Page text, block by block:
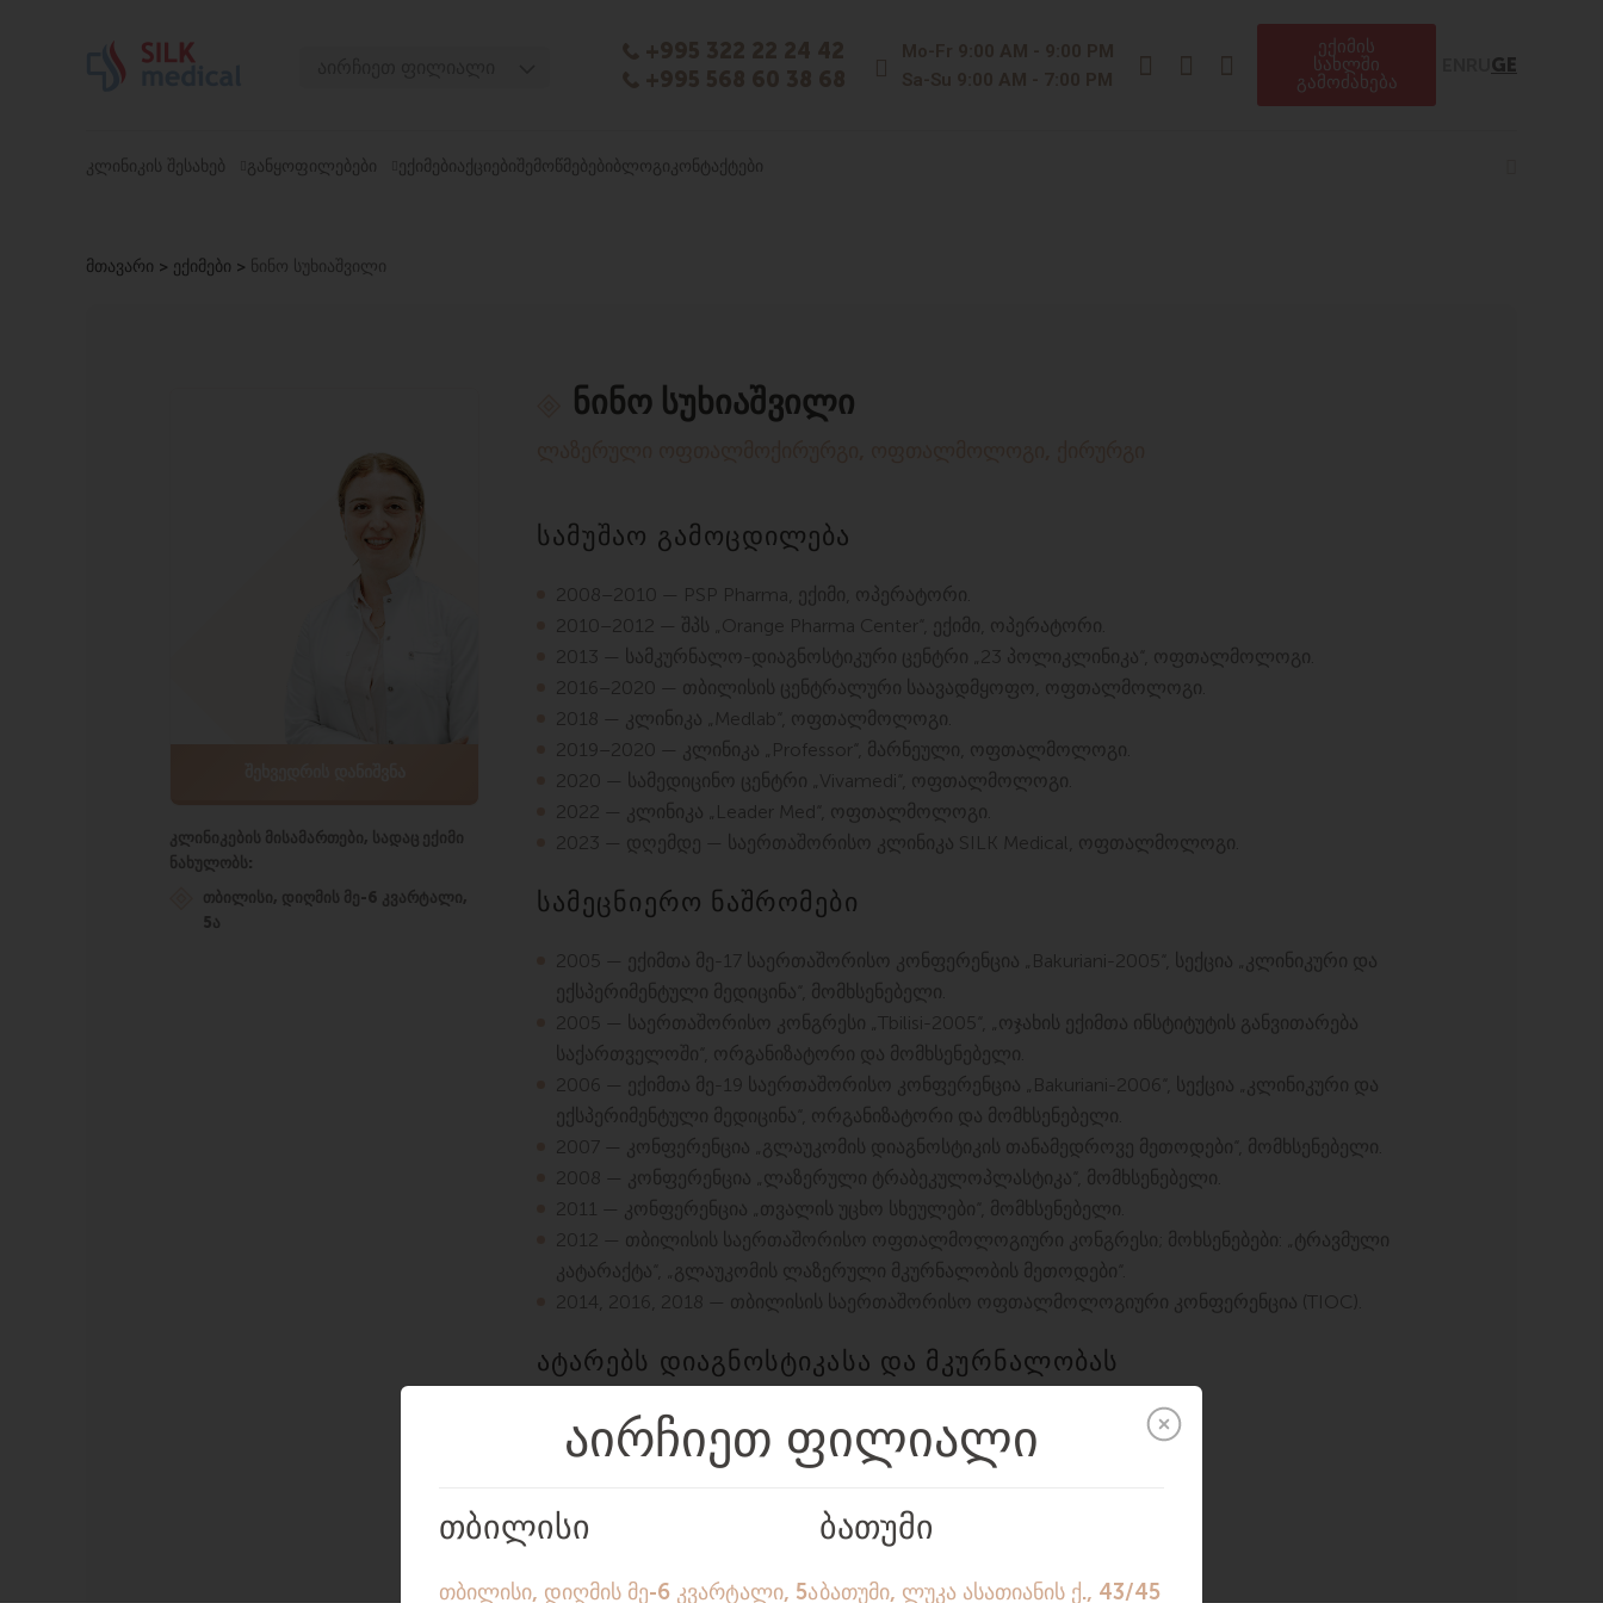
ბათუმი, ასათიანი
Telegramექიმის
სახლში
გამოძახება
GE
ᲙᲚᲘᲜᲘᲙᲘᲡ ᲨᲔᲡᲐᲮᲔᲑ ᲒᲐᲜᲧᲝᲤᲘᲚᲔᲑᲔᲑᲘ ᲔᲥᲘᲛᲔᲑᲘᲐᲥᲪᲘᲔᲑᲘᲨᲔᲛᲝᲬᲛᲔᲑᲔᲑᲘᲑᲚᲝᲒᲘᲙᲝᲜᲢᲐᲥᲢᲔᲑᲘ
მთავარი > ექიმები > ნინო სუხიაშვილი
კლინიკების მისამართები, სადაც ექიმი
ნახულობს:
თბილისი, დიღმის მე-6 კვარტალი,
5ა
ნინო სუხიაშვილი
სამუშაო გამოცდილება
2008–2010 — PSP Pharma, ექიმი, ოპერატორი.
2010–2012 — შპს „Orange Pharma Center“, ექიმი, ოპერატორი.
2013 — სამკურნალო-დიაგნოსტიკური ცენტრი „23 პოლიკლინიკა“, ოფთალმოლოგი.
2016–2020 — თბილისის ცენტრალური საავადმყოფო, ოფთალმოლოგი.
2018 — კლინიკა „Medlab“, ოფთალმოლოგი.
2019–2020 — კლინიკა „Professor“, მარნეული, ოფთალმოლოგი.
2020 — სამედიცინო ცენტრი „Vivamedi“, ოფთალმოლოგი.
2022 — კლინიკა „Leader Med“, ოფთალმოლოგი.
2023 — დღემდე — საერთაშორისო კლინიკა SILK Medical, ოფთალმოლოგი.
სამეცნიერო ნაშრომები
2005 — ექიმთა მე-17 საერთაშორისო კონფერენცია „Bakuriani-2005“, სექცია „კლინიკური და
ექსპერიმენტული მედიცინა“, მომხსენებელი.
2005 — საერთაშორისო კონგრესი „Tbilisi-2005“, „ოჯახის ექიმთა ინსტიტუტის განვითარება
საქართველოში“, ორგანიზატორი და მომხსენებელი.
2006 — ექიმთა მე-19 საერთაშორისო კონფერენცია „Bakuriani-2006“, სექცია „კლინიკური და
ექსპერიმენტული მედიცინა“, ორგანიზატორი და მომხსენებელი.
2007 — კონფერენცია „გლაუკომის დიაგნოსტიკის თანამედროვე მეთოდები“, მომხსენებელი.
2008 — კონფერენცია „ლაზერული ტრაბეკულოპლასტიკა“, მომხსენებელი.
2011 — კონფერენცია „თვალის უცხო სხეულები“, მომხსენებელი.
2012 — თბილისის საერთაშორისო ოფთალმოლოგიური კონგრესი; მოხსენებები: „ტრავმული
კატარაქტა“, „გლაუკომის ლაზერული მკურნალობის მეთოდები“.
2014, 2016, 2018 — თბილისის საერთაშორისო ოფთალმოლოგიური კონფერენცია (TIOC).
ატარებს დიაგნოსტიკასა და მკურნალობას
გლაუკომის დიაგნოსტიკა და მკურნალობა.
გლაუკომის ლაზერული მკურნალობა (ტრაბეკულოპლასტიკა).
თვალიდან უცხო სხეულების მოცილება.